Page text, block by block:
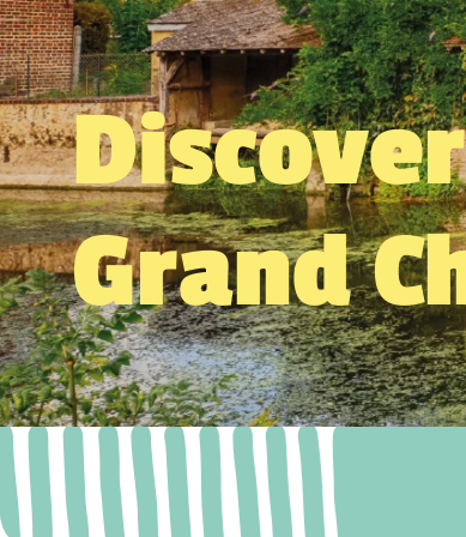
Grand